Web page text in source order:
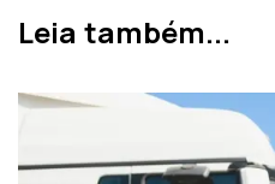
i
r
n
t
Leia também...